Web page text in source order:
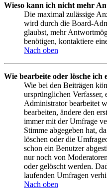
Wieso kann ich nicht mehr
Die maximal zulässige
wird durch die Board-
glaubst, mehr
benötigen, kontaktiere
Nach oben
Wie bearbeite oder lösche ich
Wie bei den Beiträgen
ursprünglichen Verfasser,
Administrator bearbeitet
bearbeiten, ändere den
immer mit der Umfrage
Stimme abgegeben hat,
löschen oder die
schon ein Benutzer
nur noch von
oder gelöscht werden.
laufenden Umfragen
Nach oben